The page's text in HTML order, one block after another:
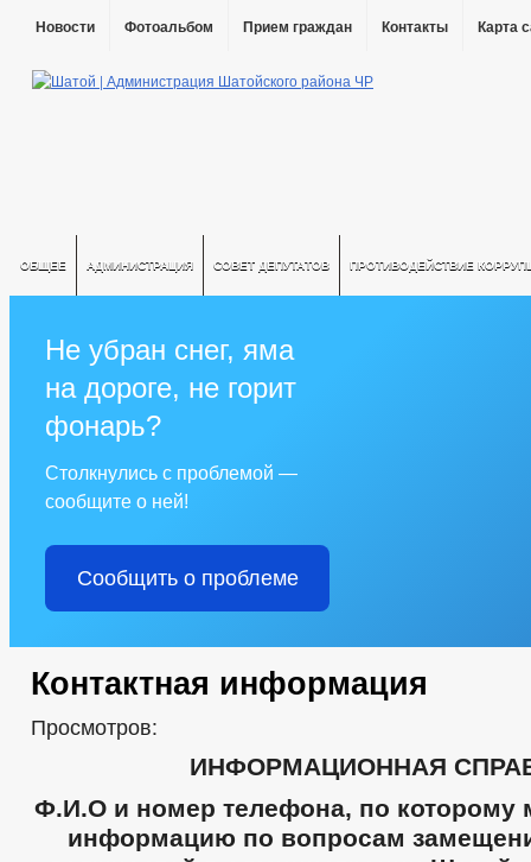
Новости Фотоальбом Прием граждан Контакты Карта
ОБЩЕЕ АДМИНИСТРАЦИЯ СОВЕТ ДЕПУТАТОВ ПРОТИВОДЕЙСТВИЕ
Не убран снег, яма
на дороге, не горит
фонарь?
Столкнулись с проблемой —
сообщите о ней!
Сообщить о проблеме
Контактная информация
Просмотров:
ИНФОРМАЦИОННАЯ
Ф.И.О и номер телефона, по которому
информацию по вопросам